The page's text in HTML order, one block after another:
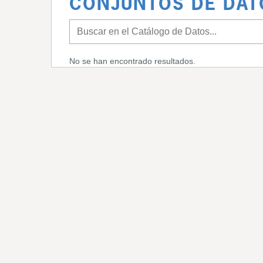
CONJUNTOS DE
No se han encontrado resultados.